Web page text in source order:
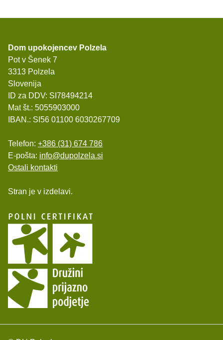
Dom upokojencev Polzela
Pot v Šenek 7
3313 Polzela
Slovenija
ID za DDV: SI78494214
Mat št.: 5055903000
IBAN.: SI56 01100 6030267709
Telefon: +386 (31) 674 786
E-pošta: info@dupolzela.si
Ostali kontakti
Stran je v izdelavi.